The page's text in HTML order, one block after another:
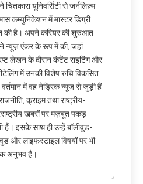
चितकारा यूनिवर्सिटी से जर्नलिज़्म
कम्युनिकेशन में मास्टर डिग्री
की है। अपने करियर की शुरुआत
न्यूज़ एंकर के रूप में की, जहां
लेखन के दौरान कंटेंट राइटिंग और
में उनकी विशेष रुचि विकसित
में वह नेड्रिक न्यूज़ से जुड़ी हैं
क्राइम तथा राष्ट्रीय-
खबरों पर मज़बूत पकड़
हैं। इसके साथ ही उन्हें बॉलीवुड-
और लाइफस्टाइल विषयों पर भी
अनुभव है।